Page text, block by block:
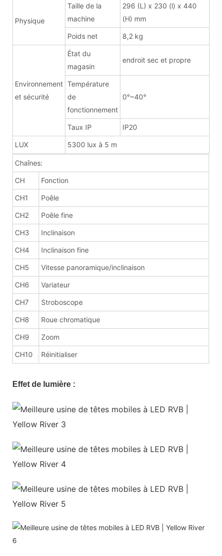
Physique
Taille de la
machine
296 (L) x 230 (l) x 440
(H) mm
Poids net 8,2 kg
Environnement
et sécurité
État du
magasin
endroit sec et propre
Température
de
fonctionnement
0°~40°
Taux IP IP20
LUX 5300 lux à 5 m
Chaînes:
CH Fonction
CH1 Poêle
CH2 Poêle fine
CH3 Inclinaison
CH4 Inclinaison fine
CH5 Vitesse panoramique/inclinaison
CH6 Variateur
CH7 Stroboscope
CH8 Roue chromatique
CH9 Zoom
CH10 Réinitialiser
Effet de lumière :